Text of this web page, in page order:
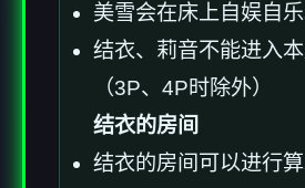
美雪会在床上自娱自乐
结衣、莉音不能进入本
（3P、4P时除外）
结衣的房间
结衣的房间可以进行